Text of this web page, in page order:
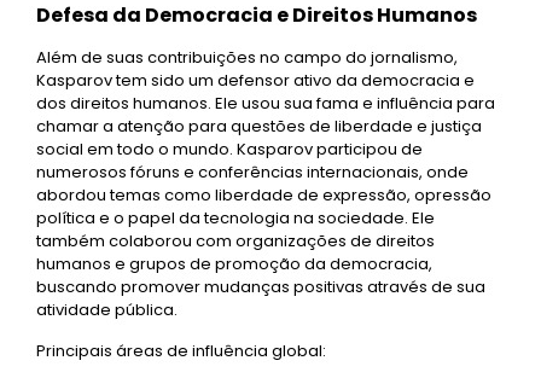
Defesa da Democracia e Direitos Humanos
Além de suas contribuições no campo do jornalismo,
Kasparov tem sido um defensor ativo da democracia e
dos direitos humanos. Ele usou sua fama e influência para
chamar a atenção para questões de liberdade e justiça
social em todo o mundo. Kasparov participou de
numerosos fóruns e conferências internacionais, onde
abordou temas como liberdade de expressão, opressão
política e o papel da tecnologia na sociedade. Ele
também colaborou com organizações de direitos
humanos e grupos de promoção da democracia,
buscando promover mudanças positivas através de sua
atividade pública.
Principais áreas de influência global: